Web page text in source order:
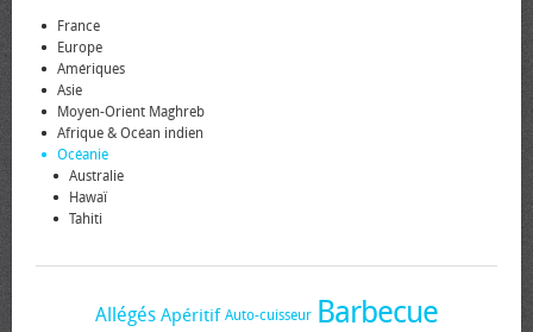
France
Europe
Amériques
Asie
Moyen-Orient Maghreb
Afrique & Océan indien
Océanie
Australie
Hawaï
Tahiti
Allégés Apéritif Auto-cuisseur Barbecue